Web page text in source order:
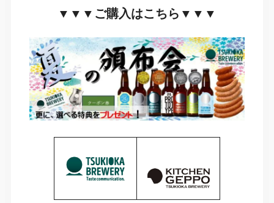
▼▼▼ご購入はこちら▼▼▼